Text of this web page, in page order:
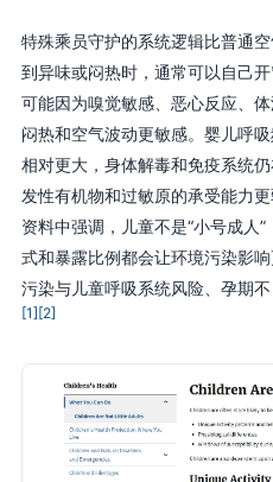
特殊乘员守护的系统逻辑比普通
到异味或闷热时，通常可以自己
可能因为嗅觉敏感、恶心反应、
闷热和空气波动更敏感。婴儿呼
相对更大，身体解毒和免疫系统
发性有机物和过敏原的承受能力
资料中强调，儿童不是“小号成人
式和暴露比例都会让环境污染影
污染与儿童呼吸系统风险、孕期
[1][2]